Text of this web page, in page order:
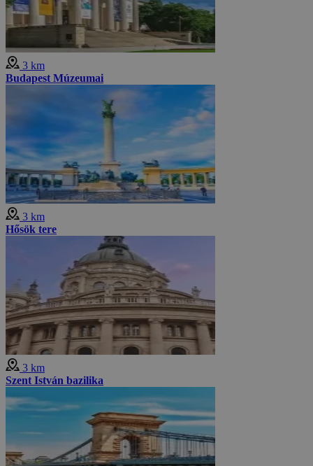
3 km
Budapest Múzeumai
3 km
Hősök tere
3 km
Szent István bazilika